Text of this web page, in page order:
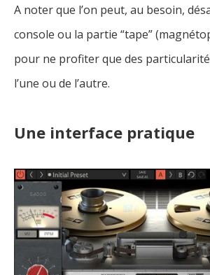
A noter que l’on peut, au besoin,
console ou la partie “tape”
pour ne profiter que des
l’une ou de l’autre.
Une interface pratique